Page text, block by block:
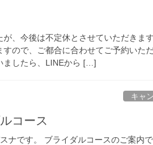
、今後は不定休とさせていただきま
ので、ご都合に合わせてご予約いた
ましたら、LINEから […]
キャ
コース
ナです。 ブライダルコースのご案内